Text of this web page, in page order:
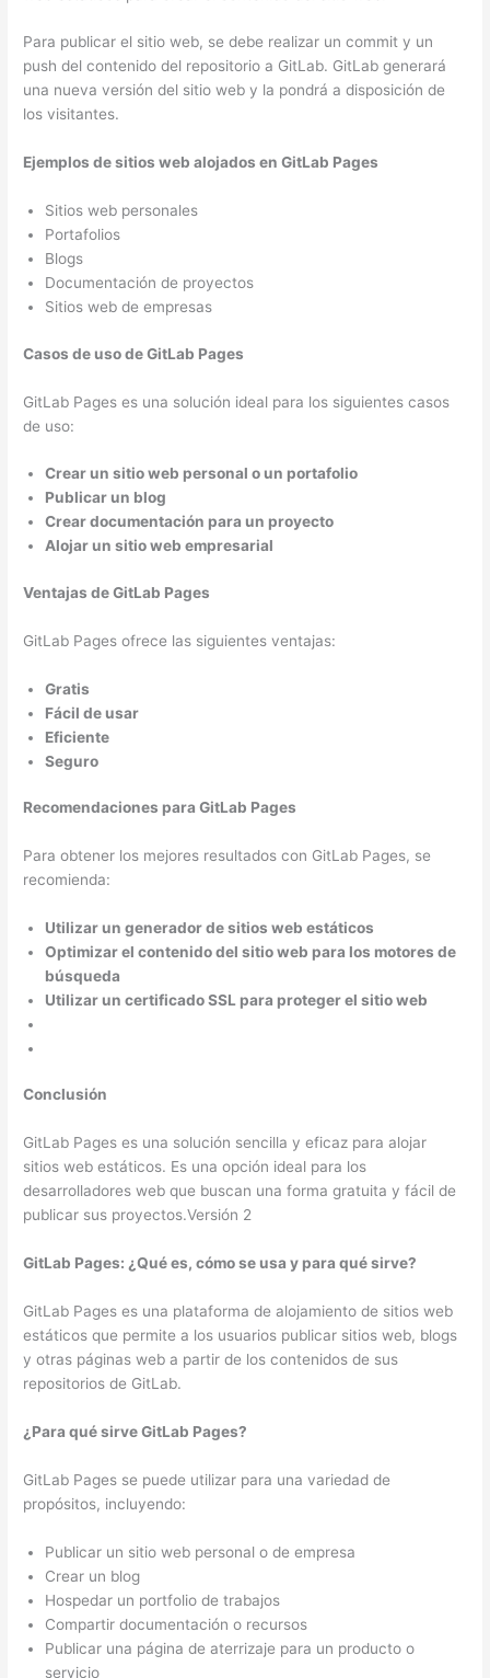
Para publicar el sitio web, se debe realizar un commit y un
push del contenido del repositorio a GitLab. GitLab generará
una nueva versión del sitio web y la pondrá a disposición de
los visitantes.
Ejemplos de sitios web alojados en GitLab Pages
Sitios web personales
Portafolios
Blogs
Documentación de proyectos
Sitios web de empresas
Casos de uso de GitLab Pages
GitLab Pages es una solución ideal para los siguientes casos
de uso:
Crear un sitio web personal o un portafolio
Publicar un blog
Crear documentación para un proyecto
Alojar un sitio web empresarial
Ventajas de GitLab Pages
GitLab Pages ofrece las siguientes ventajas:
Gratis
Fácil de usar
Eficiente
Seguro
Recomendaciones para GitLab Pages
Para obtener los mejores resultados con GitLab Pages, se
recomienda:
Utilizar un generador de sitios web estáticos
Optimizar el contenido del sitio web para los motores de
búsqueda
Utilizar un certificado SSL para proteger el sitio web
Conclusión
GitLab Pages es una solución sencilla y eficaz para alojar
sitios web estáticos. Es una opción ideal para los
desarrolladores web que buscan una forma gratuita y fácil de
publicar sus proyectos.Versión 2
GitLab Pages: ¿Qué es, cómo se usa y para qué sirve?
GitLab Pages es una plataforma de alojamiento de sitios web
estáticos que permite a los usuarios publicar sitios web, blogs
y otras páginas web a partir de los contenidos de sus
repositorios de GitLab.
¿Para qué sirve GitLab Pages?
GitLab Pages se puede utilizar para una variedad de
propósitos, incluyendo:
Publicar un sitio web personal o de empresa
Crear un blog
Hospedar un portfolio de trabajos
Compartir documentación o recursos
Publicar una página de aterrizaje para un producto o
servicio